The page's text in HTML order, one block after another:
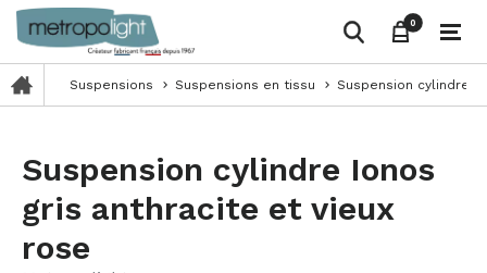
0
0
Suspensions keyboard_arrow_right Suspensions en tissu keyboard_arrow_right Suspension cylindre
Suspension cylindre Ionos
gris anthracite et vieux
rose